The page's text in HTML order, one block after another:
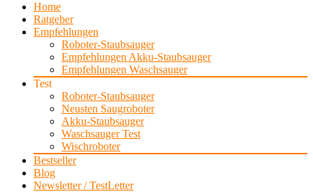
Home
Ratgeber
Empfehlungen
Roboter-Staubsauger
Empfehlungen Akku-Staubsauger
Empfehlungen Waschsauger
Test
Roboter-Staubsauger
Neusten Saugroboter
Akku-Staubsauger
Waschsauger Test
Wischroboter
Bestseller
Blog
Newsletter / TestLetter